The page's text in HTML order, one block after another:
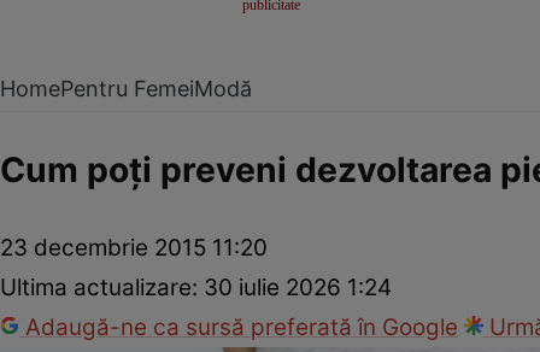
HomePentru FemeiModă
Cum poţi preveni dezvoltarea
23 decembrie 2015 11:20
Ultima actualizare: 30 iulie 2026 1:24
Adaugă-ne ca sursă preferată în Google